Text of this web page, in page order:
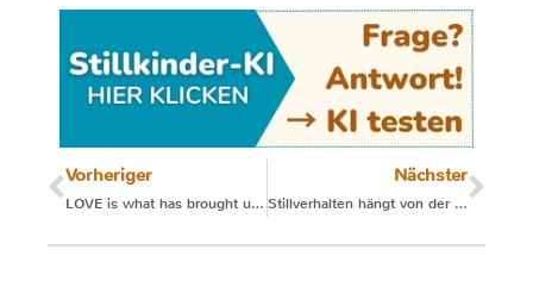
Vorheriger
LOVE is what has brought us here
Nächster
Stillverhalten hängt von der Persönlichkeit ab